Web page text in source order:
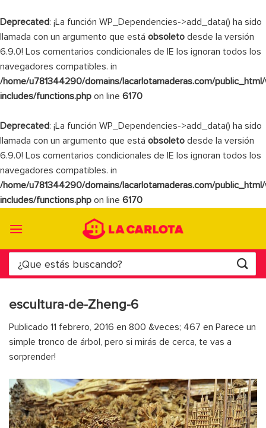
Deprecated: ¡La función WP_Dependencies->add_data() ha sido
llamada con un argumento que está obsoleto desde la versión
6.9.0! Los comentarios condicionales de IE los ignoran todos los
navegadores compatibles. in
/home/u781344290/domains/lacarlotamaderas.com/
includes/functions.php on line 6170
Deprecated: ¡La función WP_Dependencies->add_data() ha sido
llamada con un argumento que está obsoleto desde la versión
6.9.0! Los comentarios condicionales de IE los ignoran todos los
navegadores compatibles. in
/home/u781344290/domains/lacarlotamaderas.com/
includes/functions.php on line 6170
Buscar
por:
escultura-de-Zheng-6
Publicado 11 febrero, 2016 en 800 &veces; 467 en Parece un
simple tronco de árbol, pero si mirás de cerca, te vas a
sorprender!